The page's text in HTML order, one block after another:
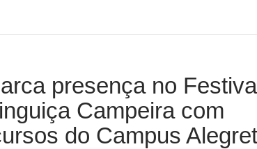
presença no
Campeira com
do Campus